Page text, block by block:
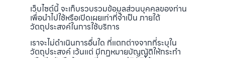
เว็บไซต์นี้ จะเก็บรวบรวมข้อมูลส่วนบุคคลของท่าน
เพื่อนำไปใช้หรือเปิดเผยเท่าที่จำเป็น ภายใต้
วัตถุประสงค์ในการใช้บริการ
เราจะไม่ดำเนินการอื่นใด ที่แตกต่างจากที่ระบุใน
วัตถุประสงค์ เว้นแต่ มีกฏหมายบัญญัติให้กระทำ